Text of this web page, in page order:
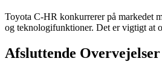
Toyota C-HR konkurrerer på markedet
og teknologifunktioner. Det er vigtigt at
Afsluttende Overvejelser